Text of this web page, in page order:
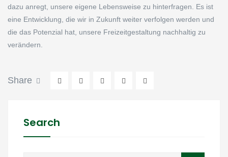
dazu anregt, unsere eigene Lebensweise zu hinterfragen. Es ist
eine Entwicklung, die wir in Zukunft weiter verfolgen werden und
die das Potenzial hat, unsere Freizeitgestaltung nachhaltig zu
verändern.
Share
Search